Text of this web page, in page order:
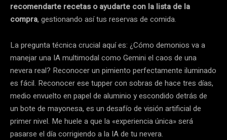
recomendarte recetas o ayudarte con la lista de la
compra, gestionando así tus reservas de comida.
La pregunta técnica crucial aquí es: ¿Cómo demonios va a
manejar una IA multimodal como Gemini el caos de una
nevera real? Reconocer un pimiento perfectamente iluminado
es fácil. Reconocer ese tupper con sobras de hace tres días,
medio envuelto en papel de aluminio y escondido detrás de
un bote de mayonesa, es un desafío de visión artificial de
primer nivel. Me huele a que la «experiencia única» será
pasarse el día corrigiendo a la IA de tu nevera.